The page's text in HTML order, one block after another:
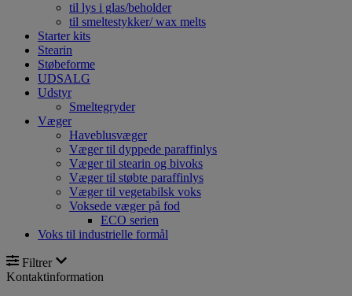
til lys i glas/beholder
til smeltestykker/ wax melts
Starter kits
Stearin
Støbeforme
UDSALG
Udstyr
Smeltegryder
Væger
Haveblusvæger
Væger til dyppede paraffinlys
Væger til stearin og bivoks
Væger til støbte paraffinlys
Væger til vegetabilsk voks
Voksede væger på fod
ECO serien
Voks til industrielle formål
Filtrer
Kontaktinformation